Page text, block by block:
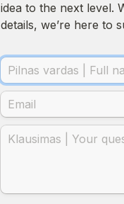
idea to the next level.
details, we’re here to